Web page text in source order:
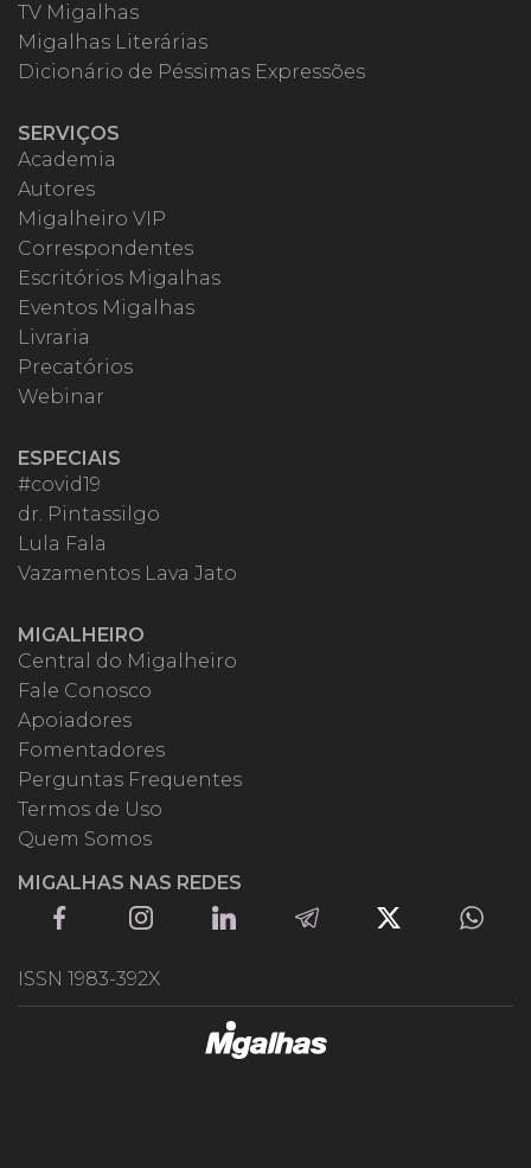
TV Migalhas
Migalhas Literárias
Dicionário de Péssimas Expressões
SERVIÇOS
Academia
Autores
Migalheiro VIP
Correspondentes
Escritórios Migalhas
Eventos Migalhas
Livraria
Precatórios
Webinar
ESPECIAIS
#covid19
dr. Pintassilgo
Lula Fala
Vazamentos Lava Jato
MIGALHEIRO
Central do Migalheiro
Fale Conosco
Apoiadores
Fomentadores
Perguntas Frequentes
Termos de Uso
Quem Somos
MIGALHAS NAS REDES
ISSN 1983-392X